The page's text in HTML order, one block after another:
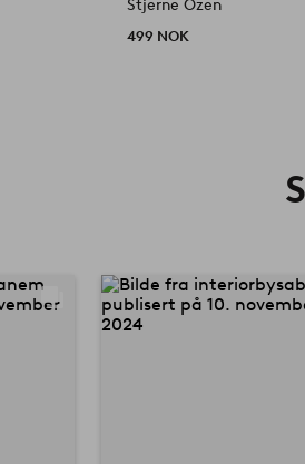
Stjerne Ozen
499 NOK